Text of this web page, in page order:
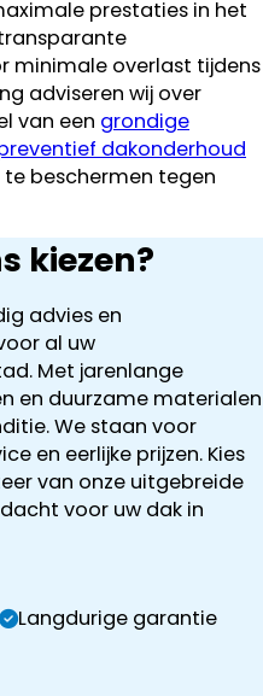
prestaties in het
minimale overlast tijdens
adviseren wij over
van een grondige
dakonderhoud
beschermen tegen
kiezen?
advies en
al uw
Met jarenlange
en duurzame materialen
We staan voor
en eerlijke prijzen. Kies
van onze uitgebreide
voor uw dak in
Langdurige garantie